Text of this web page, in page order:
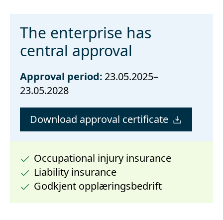
The enterprise has
central approval
Approval period: 23.05.2025–
23.05.2028
Download approval certificate
Occupational injury insurance
Liability insurance
Godkjent opplæringsbedrift